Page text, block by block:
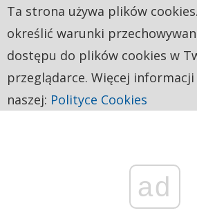
ad
Ta strona używa plików
określić warunki
dostępu do plików cookies w
przeglądarce. Więcej
naszej: Polityce Cookies